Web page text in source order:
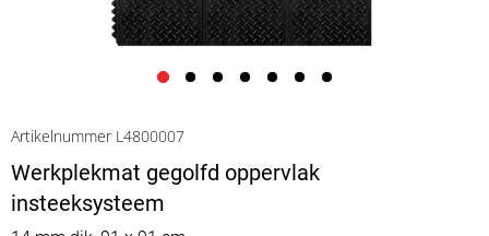
Artikelnummer L4800007
Werkplekmat gegolfd oppervlak
insteeksysteem